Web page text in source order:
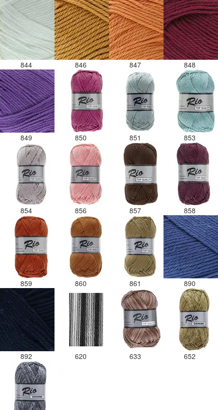
844 846 847 848
849 850 851 853
854 856 857 858
859 860 861 890
892 620 633 652